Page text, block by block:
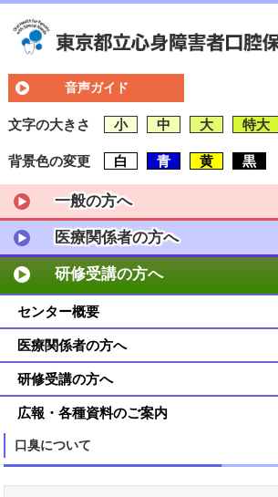
音声ガイド
文字の大きさ 小 中 大 特大
背景色の変更 白 青 黄 黒
一般の方へ
医療関係者の方へ
研修受講の方へ
センター概要
医療関係者の方へ
研修受講の方へ
広報・各種資料のご案内
口臭について